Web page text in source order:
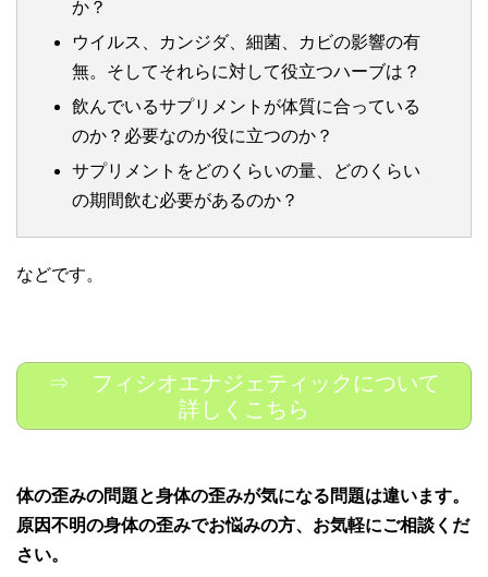
か？
ウイルス、カンジダ、細菌、カビの影響の有
無。そしてそれらに対して役立つハーブは？
飲んでいるサプリメントが体質に合っている
のか？必要なのか役に立つのか？
サプリメントをどのくらいの量、どのくらい
の期間飲む必要があるのか？
などです。
⇒ フィシオエナジェティックについて
詳しくこちら
体の歪みの問題と身体の歪みが気になる問題は違います。
原因不明の身体の歪みでお悩みの方、お気軽にご相談くだ
さい。